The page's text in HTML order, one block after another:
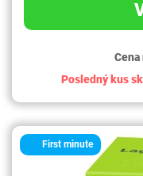
Cena
Posledný kus
First minute